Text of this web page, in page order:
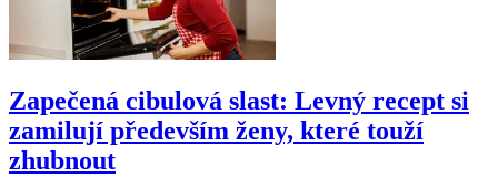
Zapečená cibulová slast: Levný recept si
zamilují především ženy, které touží
zhubnout